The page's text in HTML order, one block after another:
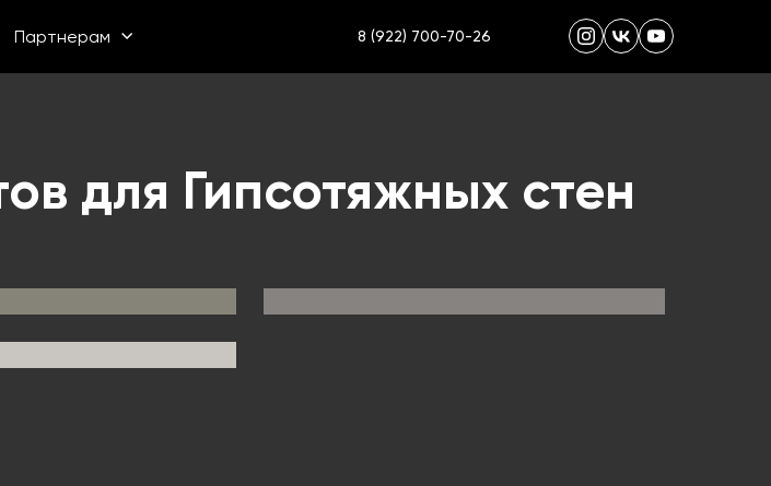
Партнерам 8 (922) 700-70-26
для Гипсотяжных стен